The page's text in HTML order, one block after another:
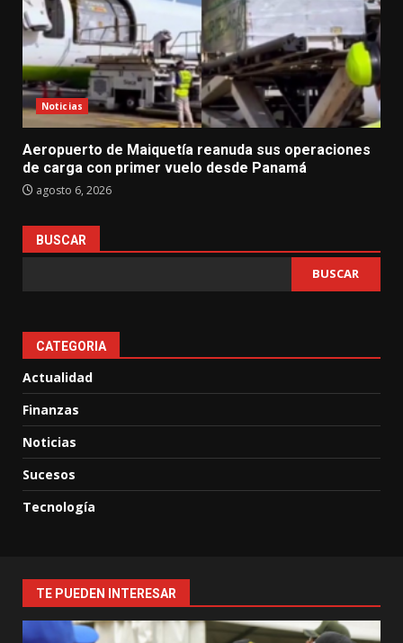
Noticias
Aeropuerto de Maiquetía reanuda sus operaciones
de carga con primer vuelo desde Panamá
agosto 6, 2026
BUSCAR
BUSCAR
CATEGORIA
Actualidad
Finanzas
Noticias
Sucesos
Tecnología
TE PUEDEN INTERESAR